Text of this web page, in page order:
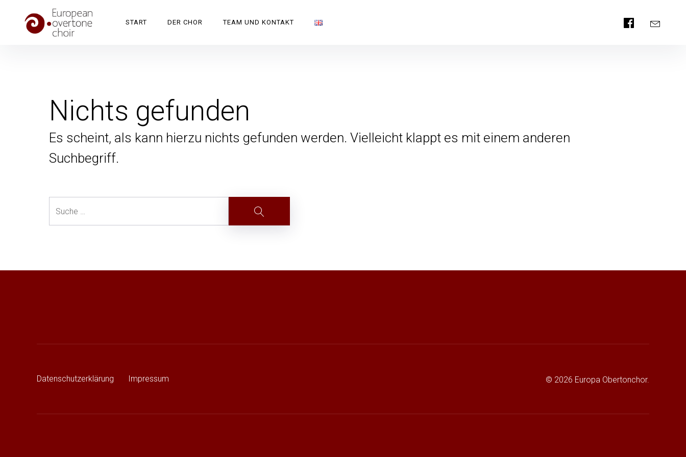
überspringenEuropa Obertonchor
Chorprojektwoche zum Mitsingen für Oberton interessierte Chorsänger
START DER CHOR TEAM UND KONTAKT Facebook
E-
Mail
Nichts gefunden
Es scheint, als kann hierzu nichts gefunden werden. Vielleicht klappt es mit einem anderen
Suchbegriff.
Suche
Datenschutzerklärung Impressum © 2026 Europa Obertonchor.